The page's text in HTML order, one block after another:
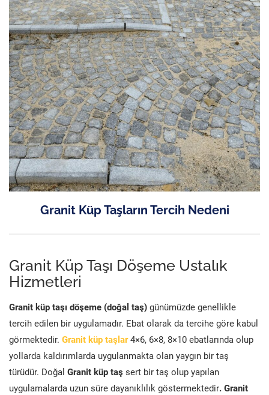
Granit Küp Taşların Tercih Nedeni
Granit Küp Taşı Döşeme Ustalık
Hizmetleri
Granit küp taşı döşeme (doğal taş) günümüzde genellikle
tercih edilen bir uygulamadır. Ebat olarak da tercihe göre kabul
görmektedir. Granit küp taşlar 4×6, 6×8, 8×10 ebatlarında olup
yollarda kaldırımlarda uygulanmakta olan yaygın bir taş
türüdür. Doğal Granit küp taş sert bir taş olup yapılan
uygulamalarda uzun süre dayanıklılık göstermektedir. Granit